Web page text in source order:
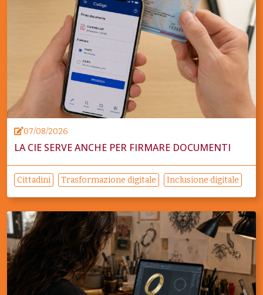
07/08/2026
LA CIE SERVE ANCHE PER FIRMARE DOCUMENTI
Cittadini Trasformazione digitale Inclusione digitale